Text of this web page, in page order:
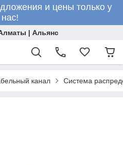
и цены только у
нас!
| Альянс
канал Система